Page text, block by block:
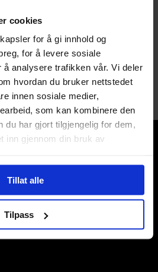
cookies
for å gi innhold og
for å levere sosiale
å analysere trafikken vår. Vi deler
hvordan du bruker nettstedet
innen sosiale medier,
som kan kombinere den
du har gjort tilgjengelig for dem,
inn gjennom din bruk av
Tillat alle
Tilpass
Engelsk